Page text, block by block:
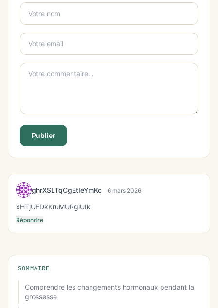
Publier
ghrXSLTqCgEtIeYmKc 6 mars 2026
xHTjUFDkKruMURgiUIk
Répondre
SOMMAIRE
Comprendre les changements hormonaux pendant la
grossesse